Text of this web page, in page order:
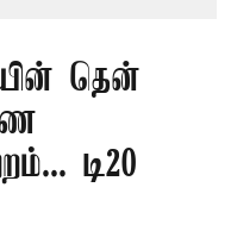
தென்
டி20